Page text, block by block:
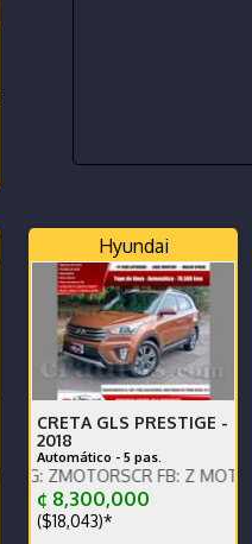
km,súper cuidado.
x WhatsApp.
Hyundai
CRETA GLS PRESTIGE -
2018
Automático - 5 pas.
FB: Z MOTORS.
¢ 8,300,000
($18,043)*
ENGLISH SPOKEN, IG: